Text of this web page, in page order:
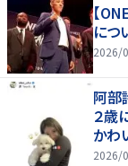
【
につ
2026/
阿部
２歳
かわ
2026/